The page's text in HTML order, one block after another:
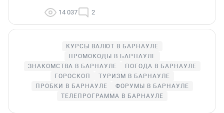
14 037 2
КУРСЫ ВАЛЮТ В БАРНАУЛЕ
ПРОМОКОДЫ В БАРНАУЛЕ
ЗНАКОМСТВА В БАРНАУЛЕ
ПОГОДА В БАРНАУЛЕ
ГОРОСКОП
ТУРИЗМ В БАРНАУЛЕ
ПРОБКИ В БАРНАУЛЕ
ФОРУМЫ В БАРНАУЛЕ
ТЕЛЕПРОГРАММА В БАРНАУЛЕ